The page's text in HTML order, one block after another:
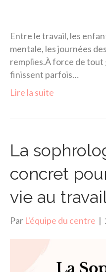
Entre le travail, les
mentale, les journées
remplies.À force de tout
finissent parfois…
Lire la suite
La
concret
vie au
Par L'équipe du centre |